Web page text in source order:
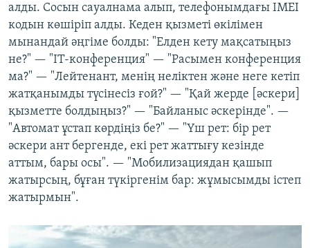
алды. Сосын сауалнама алып, телефонымдағы IMEI
кодын көшіріп алды. Кеден қызметі өкілімен
мынандай әңгіме болды: "Елден кету мақсатыңыз
не?" — "IT-конференция" — "Расымен конференция
ма?" — "Лейтенант, менің неліктен және неге кетіп
жатқанымды түсінесіз ғой?" — "Қай жерде [әскери]
қызметте болдыңыз?" — "Байланыс әскерінде". —
"Автомат ұстап көрдіңіз бе?" — "Үш рет: бір рет
әскери ант бергенде, екі рет жаттығу кезінде
аттым, бары осы". — "Мобилизациядан қашып
жатырсың, бұған түкіргенім бар: жұмысымды істеп
жатырмын".